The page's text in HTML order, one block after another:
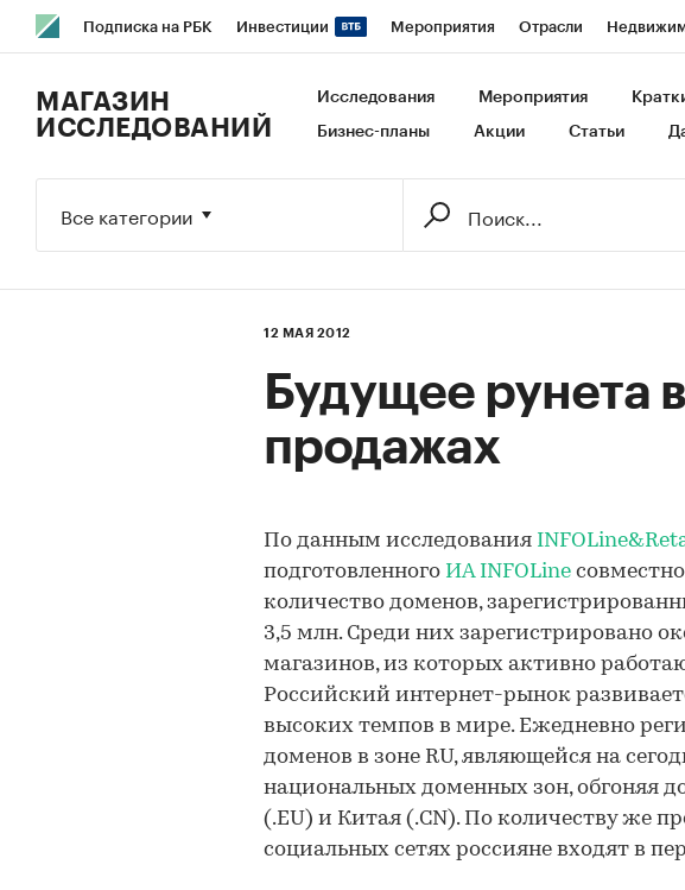
Подписка на РБК Инвестиции Мероприятия Отрасли
Исследования Кредитные рейтинги Франшизы Газета
МАГАЗИН
ИССЛЕДОВАНИЙ
Исследования Мероприятия
Бизнес-планы Акции Статьи
Все категории
12 МАЯ 2012
Будущее рунета
продажах
По данным исследования
подготовленного ИА INFOLine
количество доменов,
3,5 млн. Среди них зарегистрировано
магазинов, из которых активно
Российский интернет-рынок
высоких темпов в мире. Ежедневно
доменов в зоне RU, являющейся на
национальных доменных зон, обгоняя
(.EU) и Китая (.CN). По количеству же
социальных сетях россияне входят в